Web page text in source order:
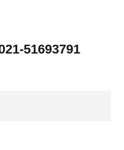
51693791